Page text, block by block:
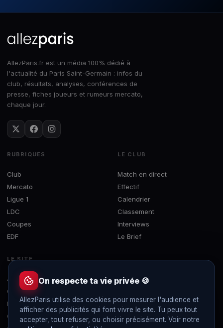
AllezParis.fr est un média 100% dédié à
l'actualité du Paris Saint-Germain : infos du
club, résultats, analyses, conférences de
presse, fiches joueurs et rumeurs mercato,
chaque jour.
RUBRIQUES
Club
Mercato
Ligue 1
LDC
Coupes
EDF
LE CLUB
Match en direct
Effectif
Calendrier
Classement
Interviews
Le Brief
LE SITE
À propos
Contact
Mentions légales
Confidentialité
On respecte ta vie privée 🍪
AllezParis utilise des cookies pour mesurer l'audience et
afficher des publicités qui font vivre le site. Tu peux tout
accepter, tout refuser, ou choisir précisément. Voir notre